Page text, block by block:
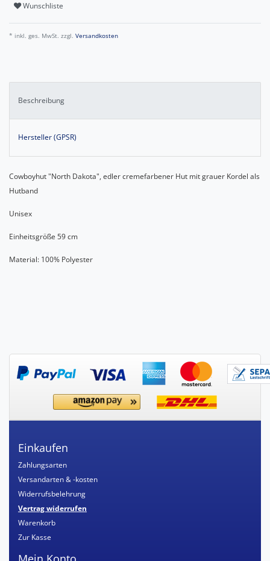
Wunschliste
* inkl. ges. MwSt. zzgl. Versandkosten
Beschreibung
Hersteller (GPSR)
Cowboyhut "North Dakota", edler cremefarbener Hut mit grauer Kordel als
Hutband
Unisex
Einheitsgröße 59 cm
Material: 100% Polyester
Einkaufen
Zahlungsarten
Versandarten & -kosten
Widerrufsbelehrung
Vertrag widerrufen
Warenkorb
Zur Kasse